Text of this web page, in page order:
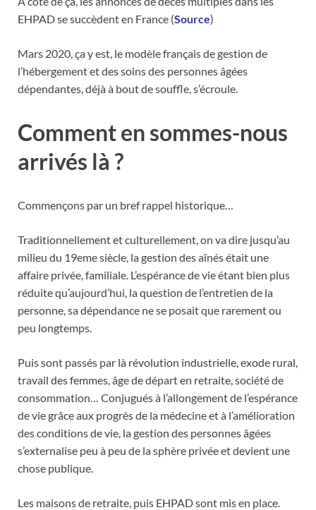
EHPAD se succèdent en France (Source)
Mars 2020, ça y est, le modèle français de gestion de
l’hébergement et des soins des personnes âgées
dépendantes, déjà à bout de souffle, s’écroule.
Comment en sommes-nous
arrivés là ?
Commençons par un bref rappel historique…
Traditionnellement et culturellement, on va dire jusqu’au
milieu du 19eme siècle, la gestion des aînés était une
affaire privée, familiale. L’espérance de vie étant bien plus
réduite qu’aujourd’hui, la question de l’entretien de la
personne, sa dépendance ne se posait que rarement ou
peu longtemps.
Puis sont passés par là révolution industrielle, exode rural,
travail des femmes, âge de départ en retraite, société de
consommation… Conjugués à l’allongement de l’espérance
de vie grâce aux progrès de la médecine et à l’amélioration
des conditions de vie, la gestion des personnes âgées
s’externalise peu à peu de la sphère privée et devient une
chose publique.
Les maisons de retraite, puis EHPAD sont mis en place.